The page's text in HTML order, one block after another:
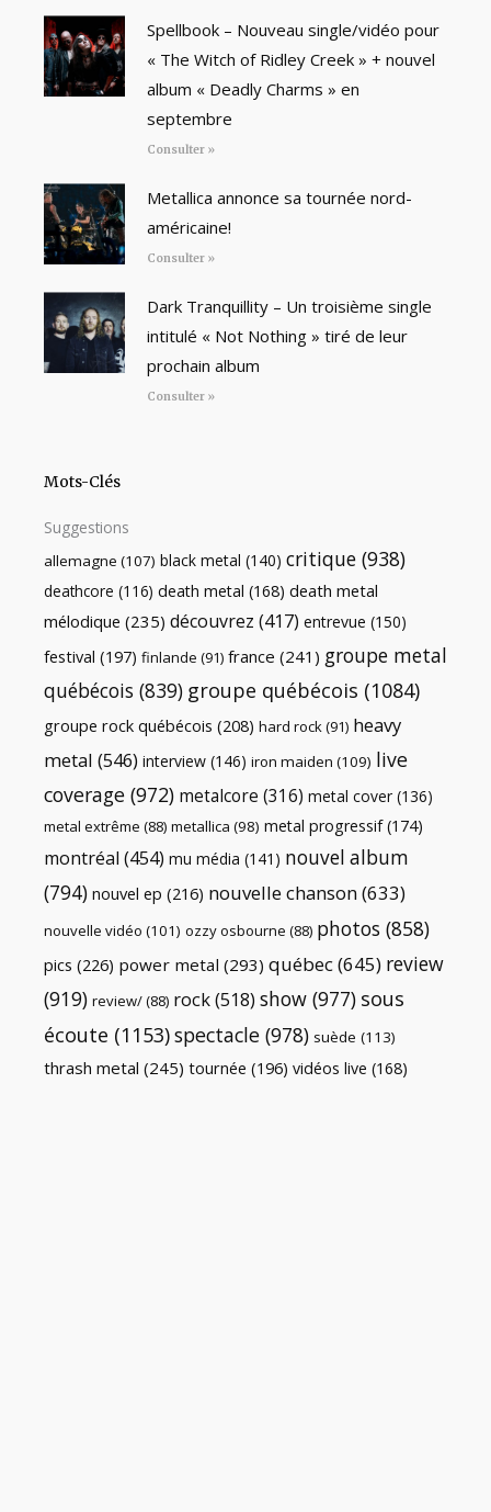
Spellbook – Nouveau single/vidéo pour
« The Witch of Ridley Creek » + nouvel
album « Deadly Charms » en
septembre
Consulter »
Metallica annonce sa tournée nord-
américaine!
Consulter »
Dark Tranquillity – Un troisième single
intitulé « Not Nothing » tiré de leur
prochain album
Consulter »
Mots-Clés
Suggestions
allemagne (107) black metal (140) critique (938)
deathcore (116) death metal (168) death metal
mélodique (235) découvrez (417) entrevue (150)
festival (197) finlande (91) france (241) groupe metal
québécois (839) groupe québécois (1084)
groupe rock québécois (208) hard rock(91) heavy
metal (546) interview (146) iron maiden (109) live
coverage (972) metalcore (316) metal cover (136)
metal extrême (88) metallica (98) metal progressif(174)
montréal (454) mu média (141) nouvel album
(794) nouvel ep (216) nouvelle chanson(633)
nouvelle vidéo (101) ozzy osbourne (88) photos (858)
pics (226) power metal (293) québec(645) review
(919) review/(88) rock(518) show (977) sous
écoute (1153)spectacle (978) suède (113)
thrash metal (245) tournée (196) vidéos live (168)